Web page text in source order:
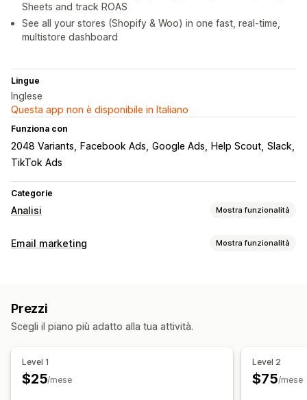
Sheets and track ROAS
See all your stores (Shopify & Woo) in one fast, real-time,
multistore dashboard
Lingue
Inglese
Questa app non è disponibile in Italiano
Funziona con
2048 Variants Facebook Ads Google Ads Help Scout Slack
TikTok Ads
Categorie
Analisi Mostra funzionalità
Comportamento dei clienti
Marketing e vendite
Analisi del check-out
Monitoraggio degli acquisti
Email marketing Mostra funzionalità
Email di upselling
Email per carrello abbandonato
Email per check-out
Email di follow-up
Prodotti consigliati
Recensioni dei prodotti
Prezzi
Scegli il piano più adatto alla tua attività.
Level 1
$25/mese
Level 2
$75/mese